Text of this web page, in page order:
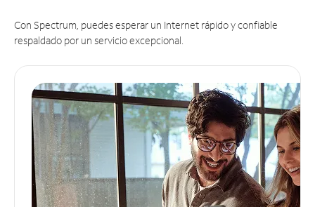
Con Spectrum, puedes esperar un Internet rápido y confiable
respaldado por un servicio excepcional.